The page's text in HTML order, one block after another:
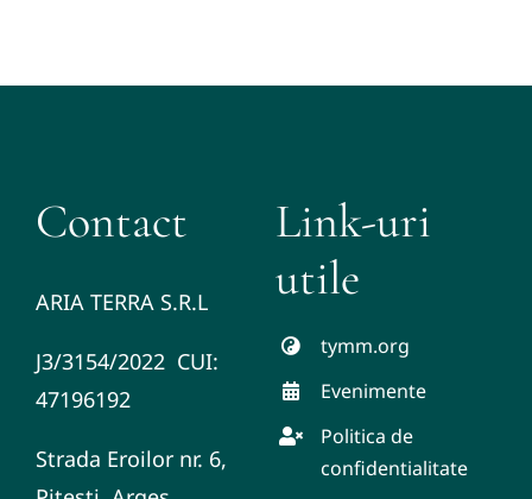
Contact
ARIA TERRA S.R.L
J3/3154/2022 CUI:
47196192
Strada Eroilor nr. 6,
Link-uri
utile
tymm.org
Evenimente
Politica de
confidentialitate